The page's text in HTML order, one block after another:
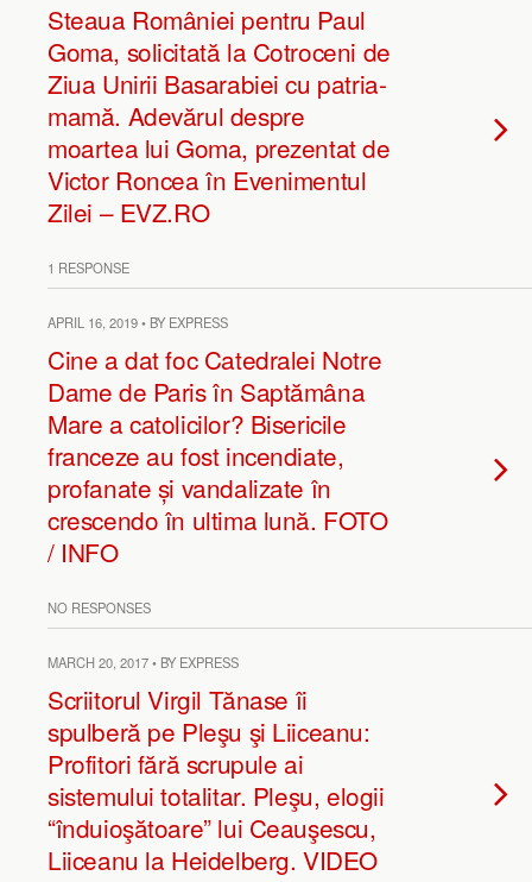
Steaua României pentru Paul
Goma, solicitată la Cotroceni de
Ziua Unirii Basarabiei cu patria-
mamă. Adevărul despre
moartea lui Goma, prezentat de
Victor Roncea în Evenimentul
Zilei – EVZ.RO
1 RESPONSE
APRIL 16, 2019 • BY EXPRESS
Cine a dat foc Catedralei Notre
Dame de Paris în Saptămâna
Mare a catolicilor? Bisericile
franceze au fost incendiate,
profanate și vandalizate în
crescendo în ultima lună. FOTO
/ INFO
NO RESPONSES
MARCH 20, 2017 • BY EXPRESS
Scriitorul Virgil Tănase îi
spulberă pe Pleşu şi Liiceanu:
Profitori fără scrupule ai
sistemului totalitar. Pleşu, elogii
“înduioşătoare” lui Ceauşescu,
Liiceanu la Heidelberg. VIDEO